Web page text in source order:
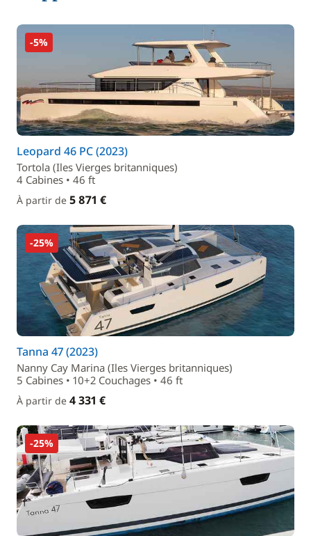
-5%
Leopard 46 PC (2023)
Tortola (Iles Vierges britanniques)
4 Cabines • 46 ft
À partir de 5 871 €
-25%
Tanna 47 (2023)
Nanny Cay Marina (Iles Vierges britanniques)
5 Cabines • 10+2 Couchages • 46 ft
À partir de 4 331 €
-25%